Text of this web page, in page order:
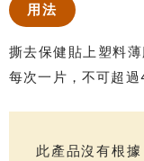
用法
撕去保健貼上塑料
每次一片，不可超過
此產品沒有根